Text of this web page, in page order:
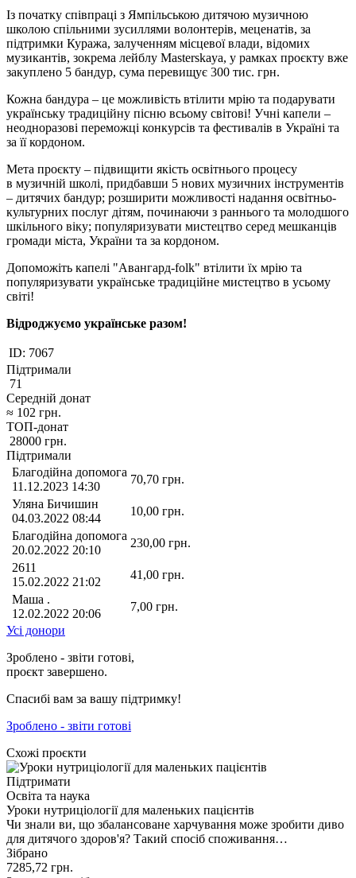
Із початку співпраці з Ямпільською дитячою музичною
школою спільними зусиллями волонтерів, меценатів, за
підтримки Куража, залученням місцевої влади, відомих
музикантів, зокрема лейблу Masterskaya, у рамках проєкту вже
закуплено 5 бандур, сума перевищує 300 тис. грн.
Кожна бандура – це можливість втілити мрію та подарувати
українську традиційну пісню всьому світові! Учні капели –
неодноразові переможці конкурсів та фестивалів в Україні та
за її кордоном.
Мета проєкту – підвищити якість освітнього процесу
в музичній школі, придбавши 5 нових музичних інструментів
– дитячих бандур; розширити можливості надання освітньо-
культурних послуг дітям, починаючи з раннього та молодшого
шкільного віку; популяризувати мистецтво серед мешканців
громади міста, України та за кордоном.
Допоможіть капелі "Авангард-folk" втілити їх мрію та
популяризувати українське традиційне мистецтво в усьому
світі!
Відроджуємо українське разом!
ID: 7067
Підтримали
71
Середній донат
≈ 102 грн.
ТОП-донат
28000 грн.
Підтримали
Благодійна допомога
11.12.2023 14:30
70,70 грн.
Уляна Бичишин
04.03.2022 08:44
10,00 грн.
Благодійна допомога
20.02.2022 20:10
230,00 грн.
2611
15.02.2022 21:02
41,00 грн.
Маша .
12.02.2022 20:06
7,00 грн.
Усі донори
Зроблено - звіти готові,
проєкт завершено.
Спасибі вам за вашу підтримку!
Зроблено - звіти готові
Схожі проєкти
Підтримати
Освіта та наука
Уроки нутриціології для маленьких пацієнтів
Чи знали ви, що збалансоване харчування може зробити диво
для дитячого здоров'я? Такий спосіб споживання…
Зібрано
7285,72 грн.